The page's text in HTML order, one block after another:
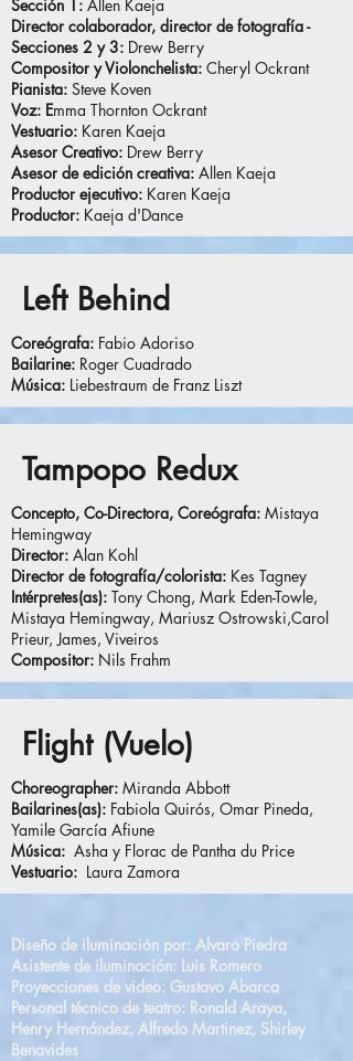
Sección 1: Allen Kaeja
Director colaborador, director de fotografía -
Secciones 2 y 3: Drew Berry
Compositor y Violonchelista: Cheryl Ockrant
Pianista: Steve Koven
Voz: Emma Thornton Ockrant
Vestuario: Karen Kaeja
Asesor Creativo: Drew Berry
Asesor de edición creativa: Allen Kaeja
Productor ejecutivo: Karen Kaeja
Productor: Kaeja d'Dance
Left Behind
Coreógrafa: Fabio Adoriso
Bailarine: Roger Cuadrado
Música: Liebestraum de Franz Liszt
Tampopo Redux
Concepto, Co-Directora, Coreógrafa: Mistaya
Hemingway
Director: Alan Kohl
Director de fotografía/colorista: Kes Tagney
Intérpretes(as): Tony Chong, Mark Eden-Towle,
Mistaya Hemingway, Mariusz Ostrowski,Carol
Prieur, James, Viveiros
Compositor: Nils Frahm
Flight (Vuelo)
Choreographer: Miranda Abbott
Bailarines(as): Fabiola Quirós, Omar Pineda,
Yamile García Afiune
Música: Asha y Florac de Pantha du Price
Vestuario: Laura Zamora
Diseño de iluminación por: Alvaro Piedra
Asistente de iluminación: Luis Romero
Proyecciones de video: Gustavo Abarca
Personal técnico de teatro: Ronald Araya,
Henry Hernández, Alfredo Martinez, Shirley
Benavides